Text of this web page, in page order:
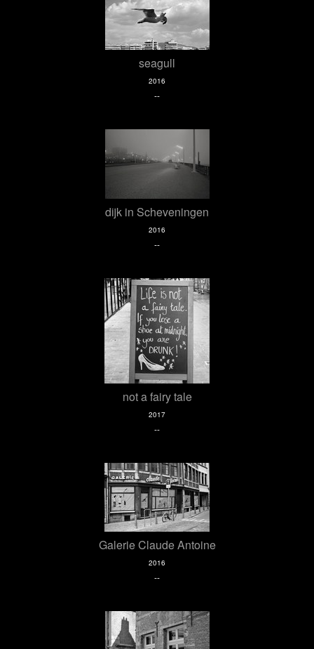
seagull
2016
--
dijk in Scheveningen
2016
--
not a fairy tale
2017
--
Galerie Claude Antoine
2016
--